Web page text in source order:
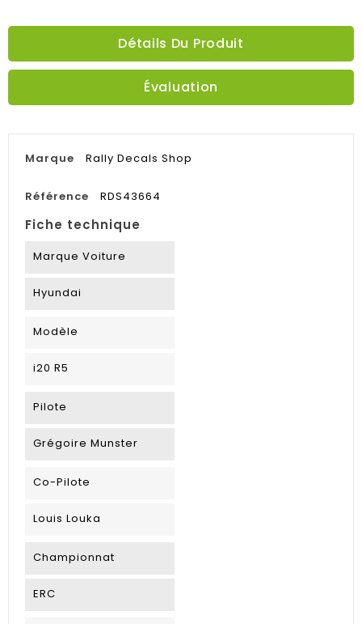
Détails Du Produit
Évaluation
Marque Rally Decals Shop
Référence RDS43664
Fiche technique
Marque Voiture
Hyundai
Modèle
i20 R5
Pilote
Grégoire Munster
Co-Pilote
Louis Louka
Championnat
ERC